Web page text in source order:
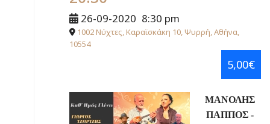
26-09-2020 8:30 pm
1002 Νύχτες, Καραϊσκάκη 10, Ψυρρή, Αθήνα,
10554
5,00€
ΜΑΝΟΛΗΣ
ΠΑΠΠΟΣ -